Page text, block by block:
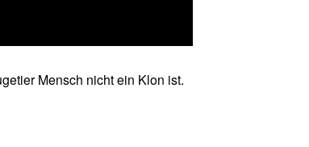
Mensch nicht ein Klon ist.